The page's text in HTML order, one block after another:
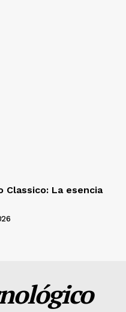
La esencia